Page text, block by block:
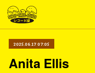
2025.06.17 07:05
Anita Ellis